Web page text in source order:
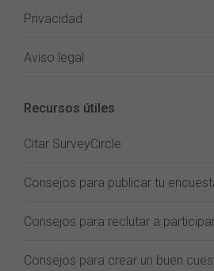
Privacidad
Aviso legal
Recursos útiles
Citar SurveyCircle
Consejos para publicar tu
Consejos para reclutar a
Consejos para crear un buen